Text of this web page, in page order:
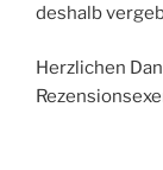
deshalb
Herzlichen